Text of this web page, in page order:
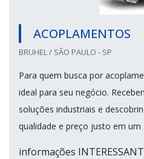
ACOPLAMENTOS
BRUHEL / SÃO PAULO - SP
Para quem busca por
ideal para seu negócio.
soluções industriais e
qualidade e preço justo em um
informações